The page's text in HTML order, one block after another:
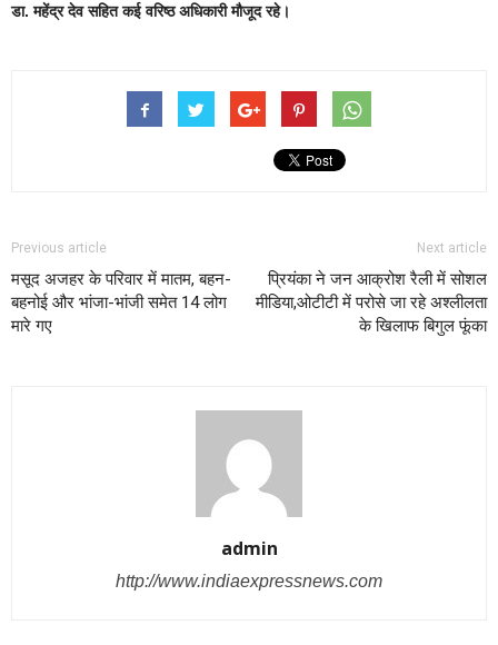
डा. महेंद्र देव सहित कई वरिष्ठ अधिकारी मौजूद रहे।
Previous article
मसूद अजहर के परिवार में मातम, बहन-
बहनोई और भांजा-भांजी समेत 14 लोग
मारे गए
Next article
प्रियंका ने जन आक्रोश रैली में सोशल
मीडिया,ओटीटी में परोसे जा रहे अश्लीलता
के खिलाफ बिगुल फूंका
admin
http://www.indiaexpressnews.com